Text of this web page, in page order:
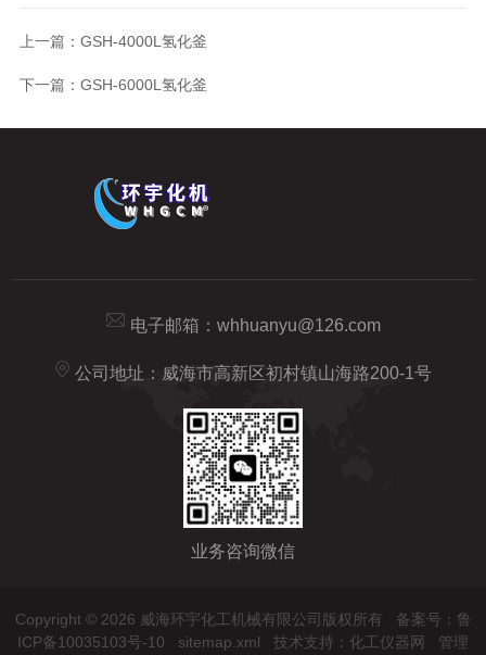
上一篇： GSH-4000L氢化釜
下一篇： GSH-6000L氢化釜
电子邮箱： whhuanyu@126.com
公司地址：威海市高新区初村镇山海路200-1号
业务咨询微信
Copyright © 2026 威海环宇化工机械有限公司版权所有 备案号：鲁
ICP备10035103号-10
sitemap.xml 技术支持： 化工仪器网 管理